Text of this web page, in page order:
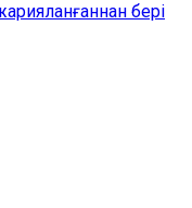
бері